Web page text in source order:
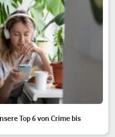
Top 6 von Crime bis